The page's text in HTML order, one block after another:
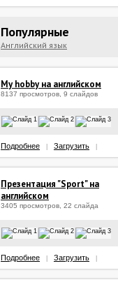
Популярные
Английский язык
My hobby на английском
8137 просмотров, 9 слайдов
Подробнее Загрузить
Презентация "Sport" на
английском
3405 просмотров, 22 слайда
Подробнее Загрузить